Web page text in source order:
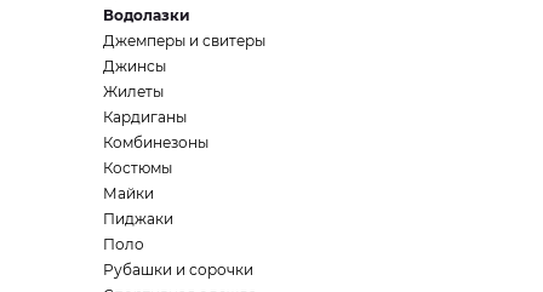
Водолазки
Джемперы и свитеры
Джинсы
Жилеты
Кардиганы
Комбинезоны
Костюмы
Майки
Пиджаки
Поло
Рубашки и сорочки